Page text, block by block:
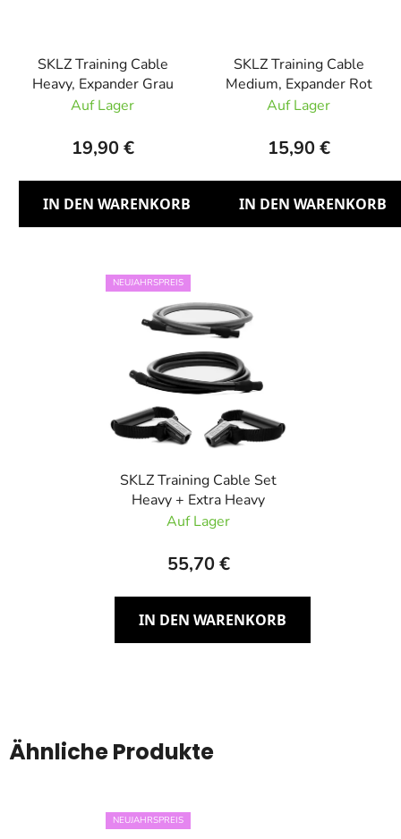
SKLZ Training Cable
Heavy, Expander Grau
Auf Lager
19,90 €
IN DEN WARENKORB
SKLZ Training Cable
Medium, Expander Rot
Auf Lager
15,90 €
IN DEN WARENKORB
NEUJAHRSPREIS
SKLZ Training Cable Set
Heavy + Extra Heavy
Auf Lager
55,70 €
IN DEN WARENKORB
Ähnliche Produkte
NEUJAHRSPREIS